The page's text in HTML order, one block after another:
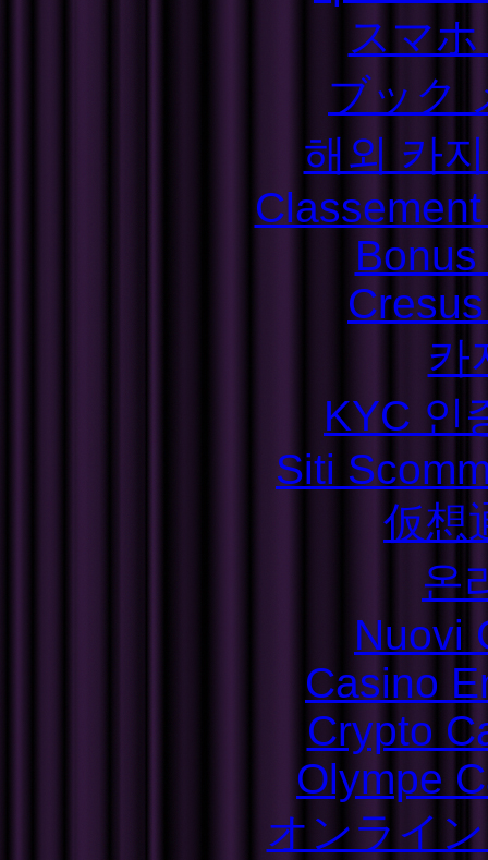
スマ
ブック
해외 카
카
KYC 인
Siti
仮想
온
Nuovi
Casino
Crypto
Olympe
オンライ